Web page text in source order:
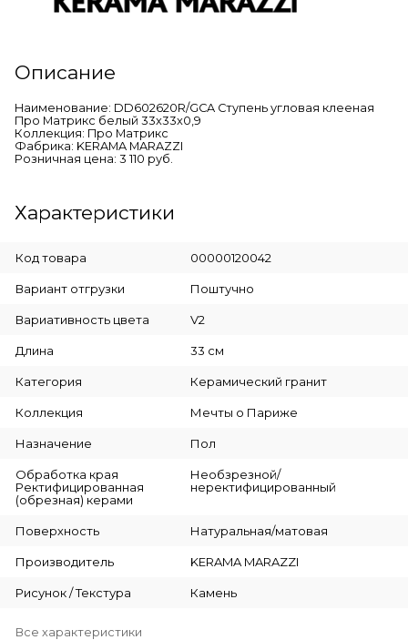
Описание
Наименование: DD602620R/GCA Ступень угловая клееная
Про Матрикс белый 33x33x0,9
Коллекция: Про Матрикс
Фабрика: KERAMA MARAZZI
Розничная цена: 3 110 руб.
Характеристики
Код товара 00000120042
Вариант отгрузки Поштучно
Вариативность цвета V2
Длина 33 см
Категория Керамический гранит
Коллекция Мечты о Париже
Назначение Пол
Обработка края
Ректифицированная
(обрезная) керами
Необзрезной/
неректифицированный
Поверхность Натуральная/матовая
Производитель KERAMA MARAZZI
Рисунок / Текстура Камень
Все характеристики